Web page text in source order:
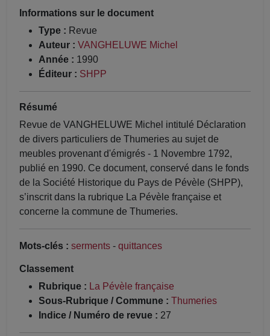
Informations sur le document
Type : Revue
Auteur : VANGHELUWE Michel
Année : 1990
Éditeur : SHPP
Résumé
Revue de VANGHELUWE Michel intitulé Déclaration
de divers particuliers de Thumeries au sujet de
meubles provenant d'émigrés - 1 Novembre 1792,
publié en 1990. Ce document, conservé dans le fonds
de la Société Historique du Pays de Pévèle (SHPP),
s’inscrit dans la rubrique La Pévèle française et
concerne la commune de Thumeries.
Mots-clés : serments - quittances
Classement
Rubrique : La Pévèle française
Sous-Rubrique / Commune : Thumeries
Indice / Numéro de revue : 27